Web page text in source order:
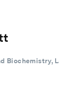
Biochemistry,